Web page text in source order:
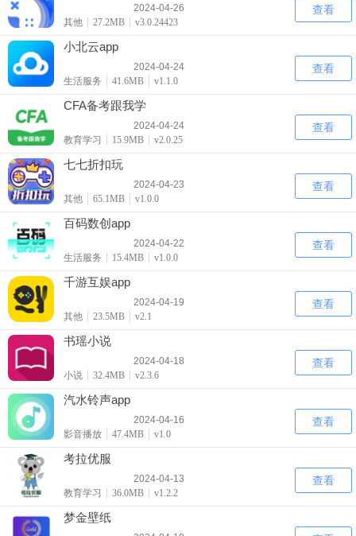
2024-04-26
其他
27.2MB v3.0.24423
查看
小北云app
2024-04-24
生活服务
41.6MB v1.1.0
查看
CFA备考跟我学
2024-04-24
教育学习
15.9MB v2.0.25
查看
七七折扣玩
2024-04-23
其他
65.1MB v1.0.0
查看
百码数创app
2024-04-22
生活服务
15.4MB v1.0.0
查看
千游互娱app
2024-04-19
其他
23.5MB v2.1
查看
书瑶小说
2024-04-18
小说
32.4MB v2.3.6
查看
汽水铃声app
2024-04-16
影音播放
47.4MB v1.0
查看
考拉优服
2024-04-13
教育学习
36.0MB v1.2.2
查看
梦金壁纸